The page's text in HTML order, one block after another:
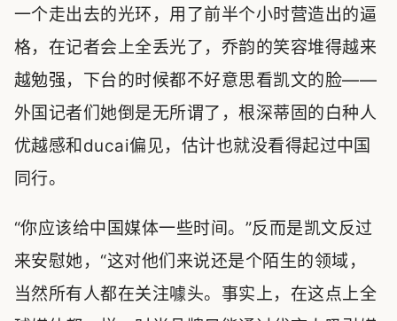
一个走出去的光环，用了前半个小时营造出的逼
格，在记者会上全丢光了，乔韵的笑容堆得越来
越勉强，下台的时候都不好意思看凯文的脸——
外国记者们她倒是无所谓了，根深蒂固的白种人
优越感和ducai偏见，估计也就没看得起过中国
同行。
“你应该给中国媒体一些时间。”反而是凯文反过
来安慰她，“这对他们来说还是个陌生的领域，
当然所有人都在关注噱头。事实上，在这点上全